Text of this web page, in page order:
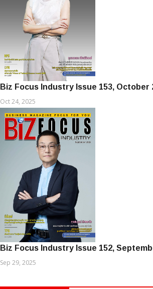
Biz Focus Industry Issue 153, October
Oct 24, 2025
Biz Focus Industry Issue 152,
Sep 29, 2025